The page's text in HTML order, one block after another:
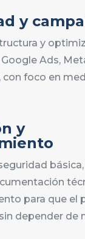
y
y
Ads,
con foco en
y
para que el
depender de